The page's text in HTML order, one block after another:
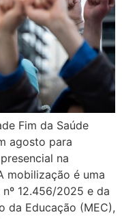
Fim da Saúde
agosto para
na
mobilização é uma
12.456/2025 e da
da Educação (MEC),